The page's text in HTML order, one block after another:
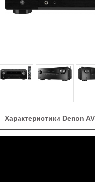
Характеристики Denon